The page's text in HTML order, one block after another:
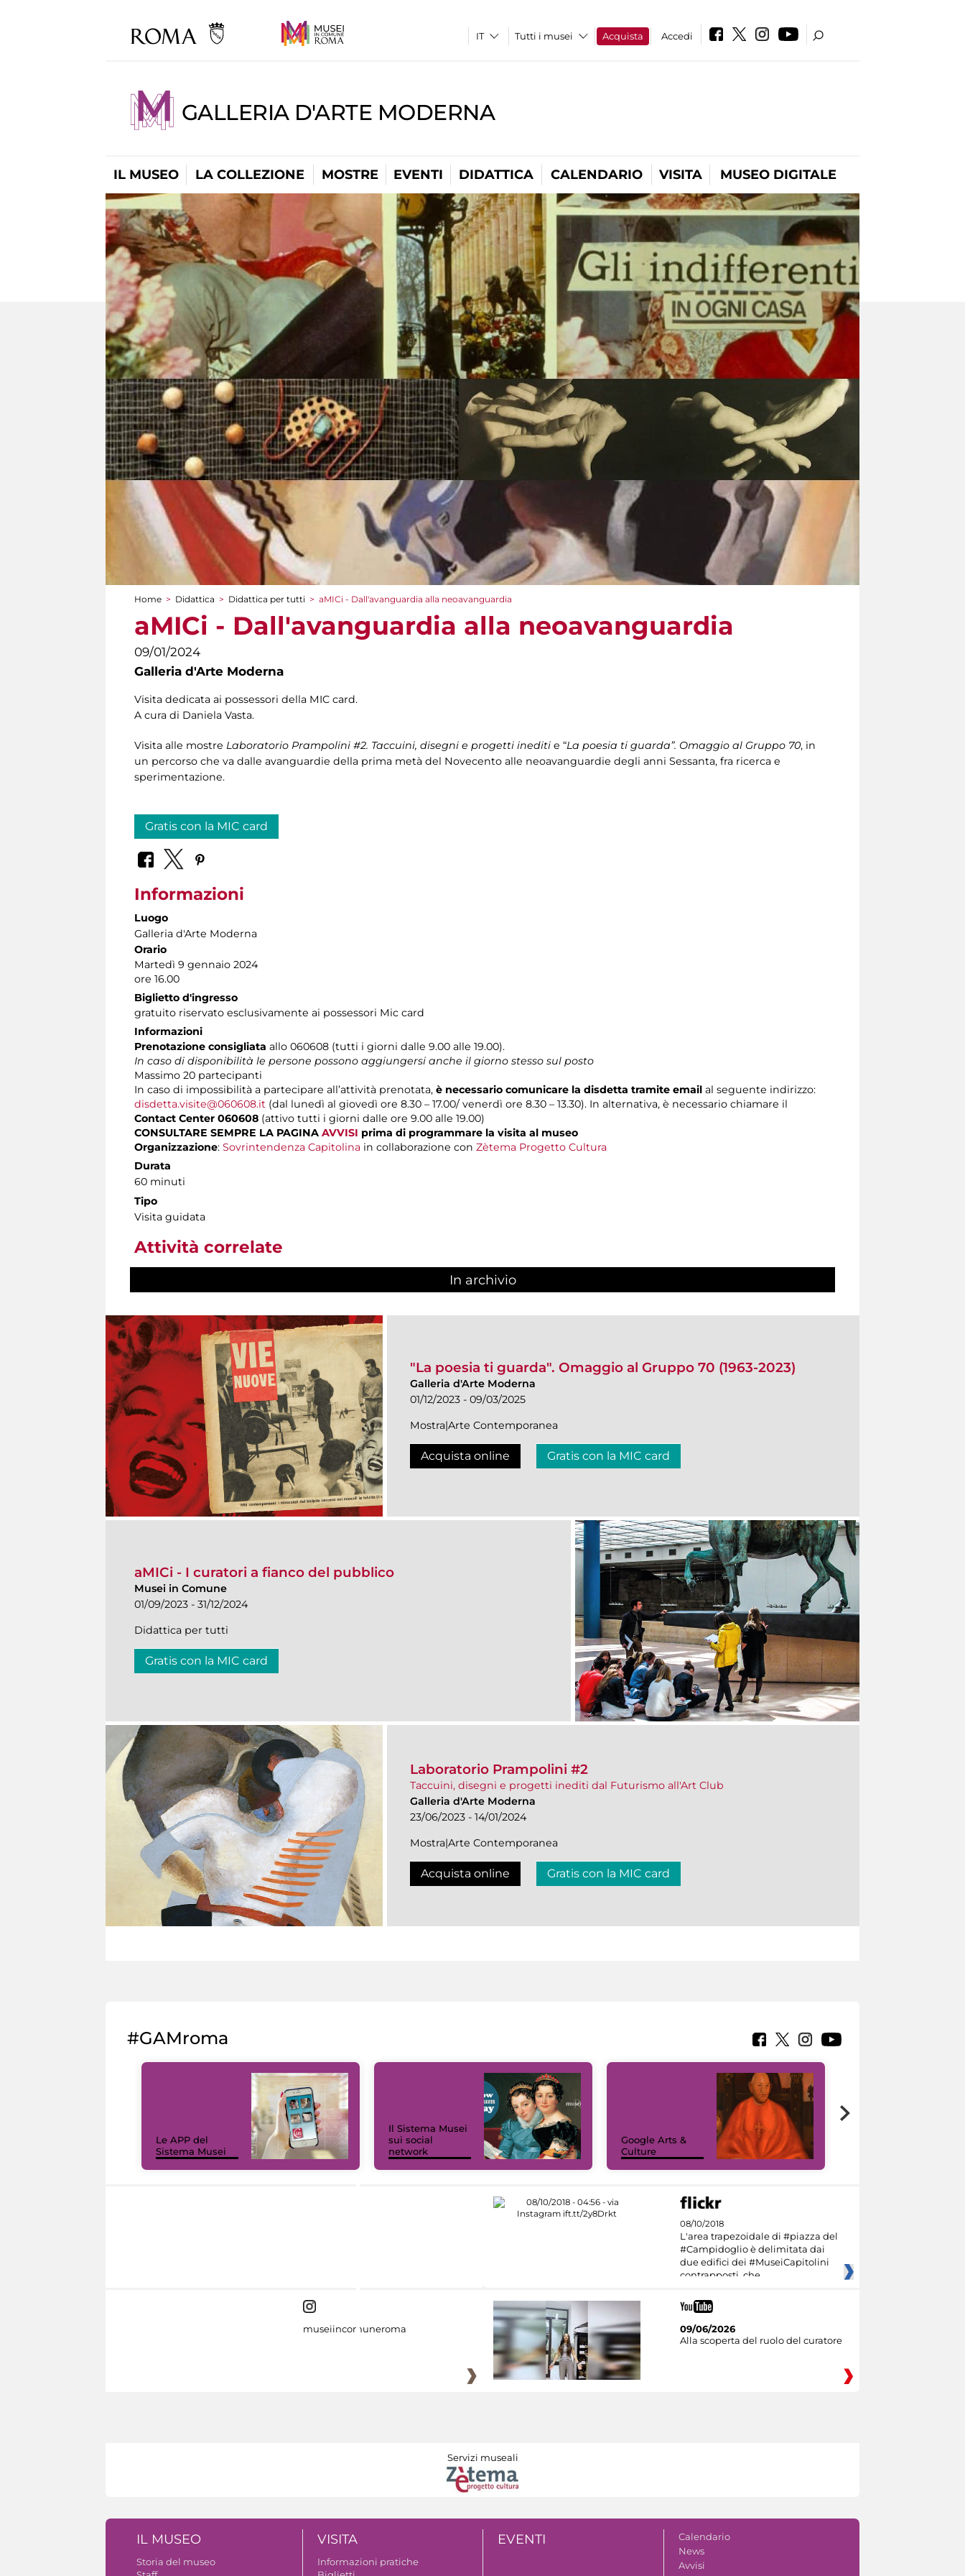
Tutti i musei Acquista Accedi
GALLERIA D'ARTE MODERNA
IL MUSEO LA COLLEZIONE MOSTRE EVENTI DIDATTICA CALENDARIO VISITA MUSEO DIGITALE
Tu sei qui
Home > Didattica > Didattica per tutti > aMICi - Dall'avanguardia alla neoavanguardia
aMICi - Dall'avanguardia alla neoavanguardia
09/01/2024
Galleria d'Arte Moderna
Visita dedicata ai possessori della MIC card.
A cura di Daniela Vasta.
Visita alle mostre Laboratorio Prampolini #2. Taccuini, disegni e progetti inediti e “La poesia ti guarda”. Omaggio al Gruppo 70, in
un percorso che va dalle avanguardie della prima metà del Novecento alle neoavanguardie degli anni Sessanta, fra ricerca e
sperimentazione.
Gratis con la MIC card
Informazioni
Luogo
Galleria d'Arte Moderna
Orario
Martedì 9 gennaio 2024
ore 16.00
Biglietto d'ingresso
gratuito riservato esclusivamente ai possessori Mic card
Informazioni
Prenotazione consigliata allo 060608 (tutti i giorni dalle 9.00 alle 19.00).
In caso di disponibilità le persone possono aggiungersi anche il giorno stesso sul posto
Massimo 20 partecipanti
In caso di impossibilità a partecipare all’attività prenotata, è necessario comunicare la disdetta tramite email al seguente indirizzo:
disdetta.visite@060608.it (dal lunedì al giovedì ore 8.30 – 17.00/ venerdì ore 8.30 – 13.30). In alternativa, è necessario chiamare il
Contact Center 060608 (attivo tutti i giorni dalle ore 9.00 alle 19.00)
CONSULTARE SEMPRE LA PAGINA AVVISI prima di programmare la visita al museo
Organizzazione: Sovrintendenza Capitolina in collaborazione con Zètema Progetto Cultura
Durata
60 minuti
Tipo
Visita guidata
Attività correlate
In archivio
"La poesia ti guarda". Omaggio al Gruppo 70 (1963-2023)
Galleria d'Arte Moderna
01/12/2023 - 09/03/2025
Mostra|Arte Contemporanea
Acquista online Gratis con la MIC card
aMICi - I curatori a fianco del pubblico
Musei in Comune
01/09/2023 - 31/12/2024
Didattica per tutti
Gratis con la MIC card
Laboratorio Prampolini #2
Taccuini, disegni e progetti inediti dal Futurismo all'Art Club
Galleria d'Arte Moderna
23/06/2023 - 14/01/2024
Mostra|Arte Contemporanea
Acquista online Gratis con la MIC card
#GAMroma
Le APP del
Sistema Musei
Il Sistema Musei
sui social
network
Google Arts &
Culture
08/10/2018
L'area trapezoidale di #piazza del
#Campidoglio è delimitata dai
due edifici dei #MuseiCapitolini
contrapposti, che
museiincomuneroma
09/06/2026
Alla scoperta del ruolo del curatore
Servizi museali
IL MUSEO
Storia del museo
VISITA
Informazioni pratiche
EVENTI
Calendario
News
Avvisi